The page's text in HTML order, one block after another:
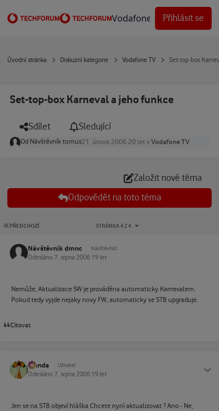
Vodafone Techforum
Přihlásit se
Úvodní stránka Diskuzní kategorie Vodafone TV Set-top-box
Set-top-box Karneval a jeho funkce
Sdílet Sledující
Od Návštěvník tomus21. února 2006 20 let vVodafone TV
Založit nové téma
Odpovědět na toto téma
PRVNÍ STRÁNKA
PŘEDCHOZÍ STRÁNKA 4 Z 4
Návštěvník dmnc Návštěvníci
Odesláno 7. srpna 2006 19 let
Nemůže, Aktualizace SW je prováděna automaticky Karnevalem.
Pokud tedy vyjde nejaky novy FW, automaticky se STB upgraduje.
Citovat
Standa Uživatel
Odesláno 7. srpna 2006 19 let
Jen se na STB objeví hláška Chcete nyní aktualizovat ? Ano - Ne,